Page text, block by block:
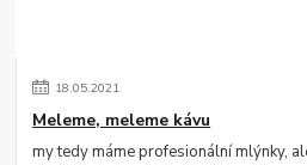
18.05.2021
Meleme, meleme kávu
my tedy máme profesionální mlýnky,